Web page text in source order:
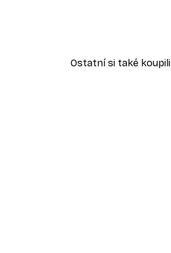
Ostatní si také koupili